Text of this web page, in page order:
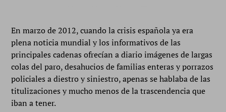
En marzo de 2012, cuando la crisis española ya era
plena noticia mundial y los informativos de las
principales cadenas ofrecían a diario imágenes de largas
colas del paro, desahucios de familias enteras y porrazos
policiales a diestro y siniestro, apenas se hablaba de las
titulizaciones y mucho menos de la trascendencia que
iban a tener.